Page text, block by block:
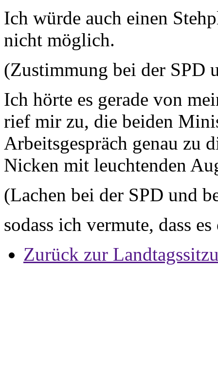
Ich würde auch einen
nicht möglich.
(Zustimmung bei der SPD
Ich hörte es gerade von
rief mir zu, die beiden
Arbeitsgespräch genau zu
Nicken mit leuchtenden
(Lachen bei der SPD und
sodass ich vermute, dass
Zurück zur